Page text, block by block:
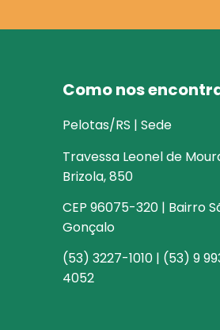
Como nos
Pelotas/RS | Sede
Travessa Leonel de
Brizola, 850
CEP 96075-320 | Bairro
Gonçalo
(53) 3227-1010 | (53) 9
4052